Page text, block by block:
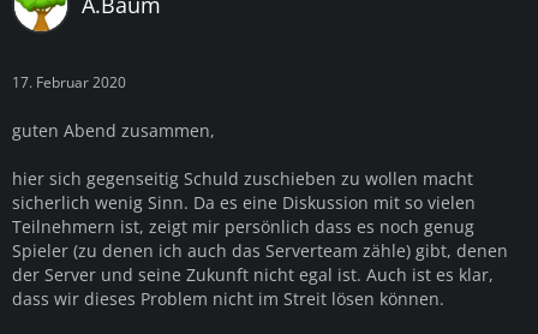
17. Februar 2020
guten Abend zusammen,
hier sich gegenseitig Schuld zuschieben zu wollen macht
sicherlich wenig Sinn. Da es eine Diskussion mit so vielen
Teilnehmern ist, zeigt mir persönlich dass es noch genug
Spieler (zu denen ich auch das Serverteam zähle) gibt, denen
der Server und seine Zukunft nicht egal ist. Auch ist es klar,
dass wir dieses Problem nicht im Streit lösen können.